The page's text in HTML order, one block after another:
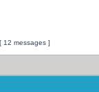
[ 12 messages ]